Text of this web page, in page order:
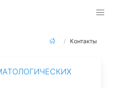
Контакты